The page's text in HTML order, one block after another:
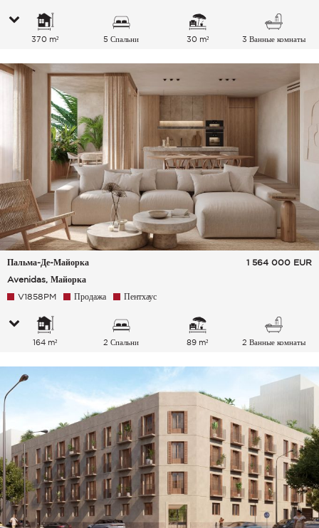
370 m² 5 Спальни 30 m² 3 Ванные комнаты
Пальма-Де-Майорка
Avenidas, Майорка
1 564 000 EUR
V1858PM Продажа Пентхаус
164 m² 2 Спальни 89 m² 2 Ванные комнаты